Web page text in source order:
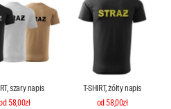
szary napis
58,00zł
T-SHIRT, żółty napis
od 58,00zł